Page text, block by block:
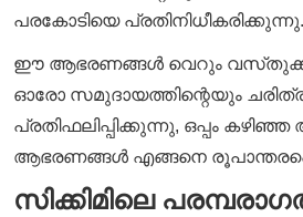
പരകോടിയെ പ്രതിനിധീകരിക്കുന്നു.
ഈ ആഭരണങ്ങൾ വെറും
ഓരോ സമുദായത്തിന്റെയും
പ്രതിഫലിപ്പിക്കുന്നു, ഒപ്പം കഴിഞ്ഞ
ആഭരണങ്ങൾ എങ്ങനെ
സിക്കിമിലെ